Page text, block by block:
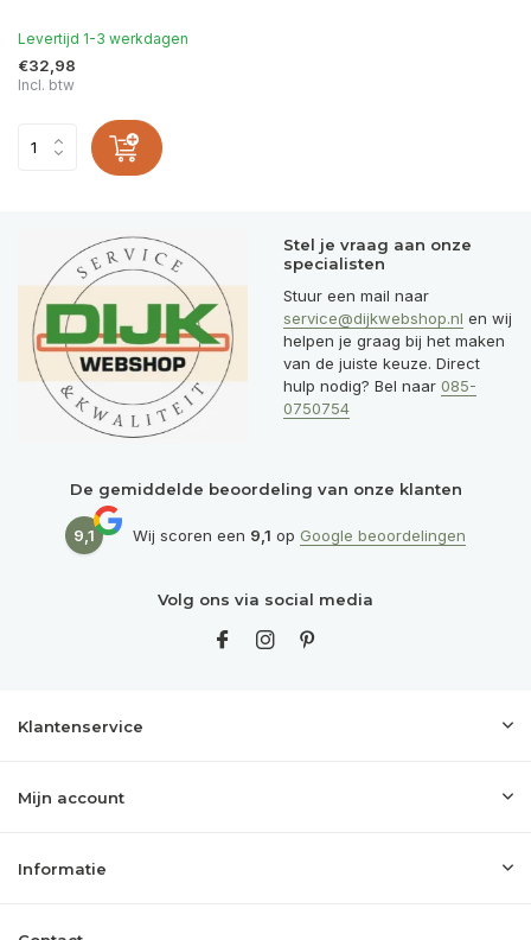
Levertijd 1-3 werkdagen
€32,98
Incl. btw
Stel je vraag aan onze
specialisten
Stuur een mail naar
service@dijkwebshop.nl en wij
helpen je graag bij het maken
van de juiste keuze. Direct
hulp nodig? Bel naar 085-
0750754
De gemiddelde beoordeling van onze klanten
9,1 Wij scoren een 9,1 op Google beoordelingen
Volg ons via social media
Klantenservice
Mijn account
Informatie